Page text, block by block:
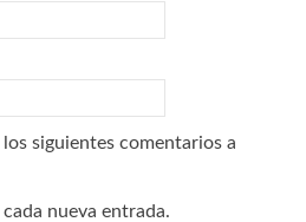
siguientes comentarios a
nueva entrada.